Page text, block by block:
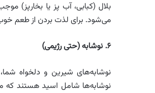
بلال (کبابی، آب پز یا بخارپز)
می‌شود. برای لذت بردن از طعم خوب
۶. نوشابه (حتی رژیمی)
نوشابه‌های شیرین و دلخواه
نوشابه‌ها شامل اسید هستند که